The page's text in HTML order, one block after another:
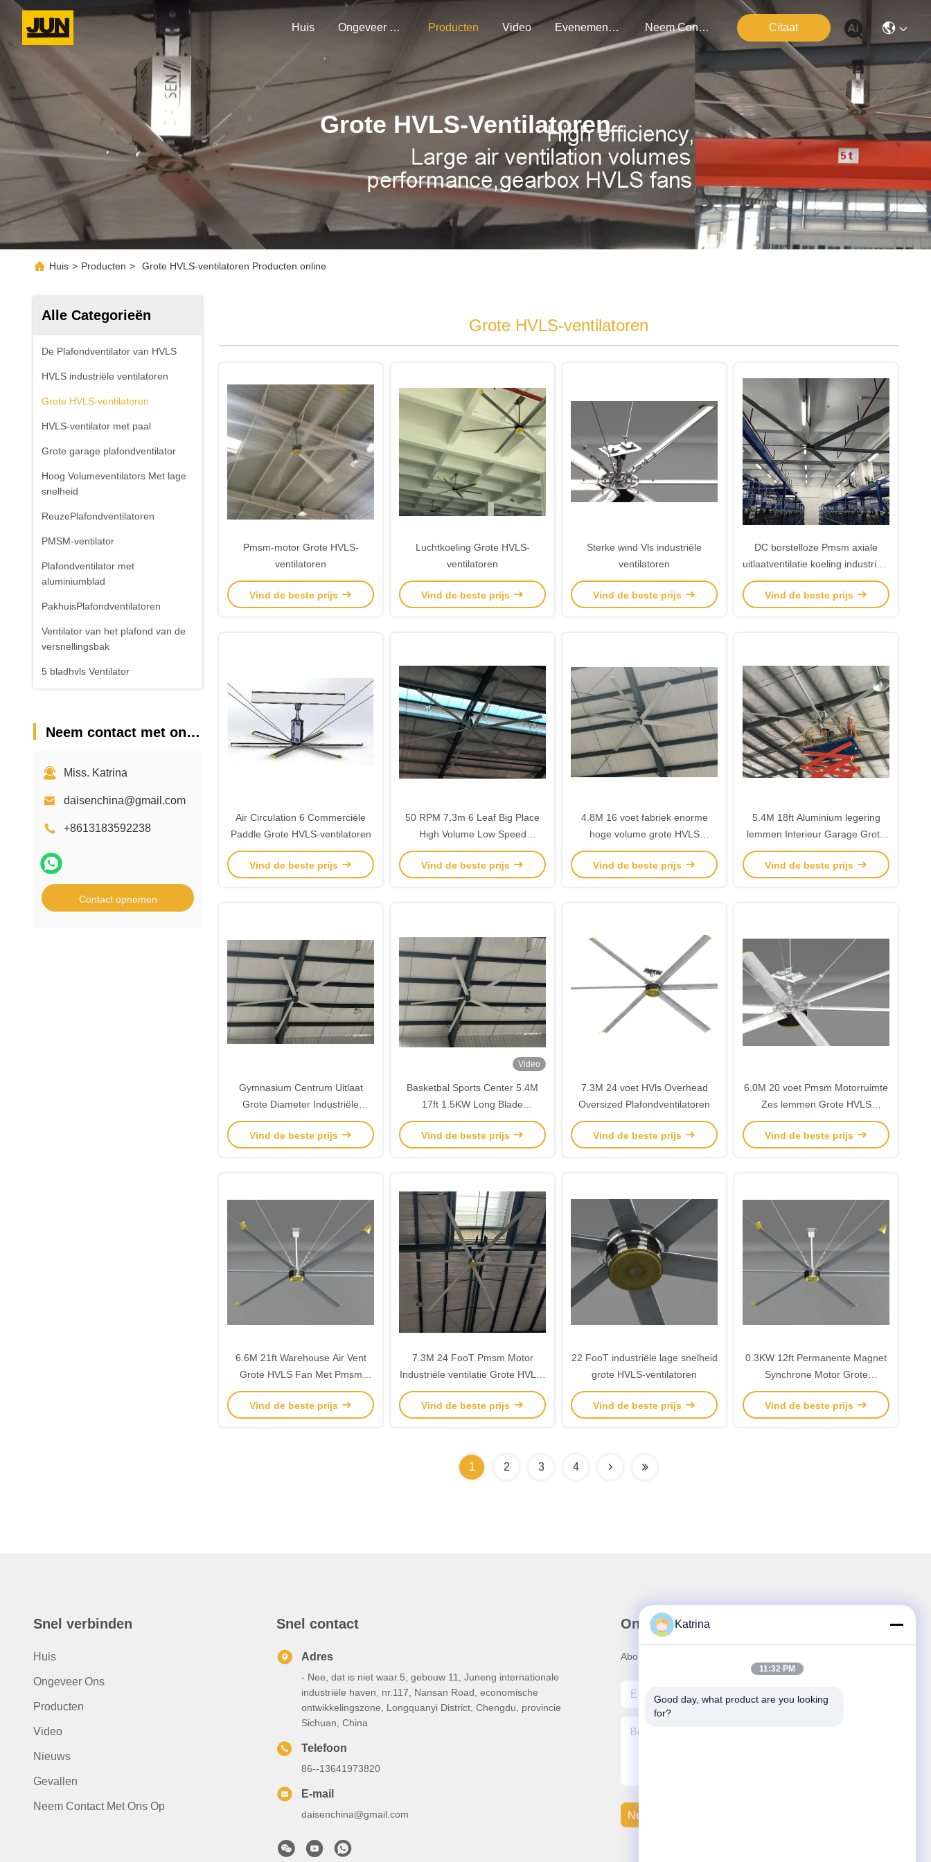
Huis Ongeveer Ons Producten Video Evenementen Neem Contact Met Ons Op Citaat
Grote HVLS-Ventilatoren
Huis > Producten > Grote HVLS-ventilatoren Producten online
Alle Categorieën
De Plafondventilator van HVLS
HVLS industriële ventilatoren
Grote HVLS-ventilatoren
HVLS-ventilator met paal
Grote garage plafondventilator
Hoog Volumeventilators Met lage
snelheid
ReuzePlafondventilatoren
PMSM-ventilator
Plafondventilator met
aluminiumblad
PakhuisPlafondventilatoren
Ventilator van het plafond van de
versnellingsbak
5 bladhvls Ventilator
Neem contact met ons op
Miss. Katrina
daisenchina@gmail.com
+8613183592238
Contact opnemen
Grote HVLS-ventilatoren
Pmsm-motor Grote HVLS-
ventilatoren
Vind de beste prijs
Luchtkoeling Grote HVLS-
ventilatoren
Vind de beste prijs
Sterke wind Vls industriële
ventilatoren
Vind de beste prijs
DC borstelloze Pmsm axiale
uitlaatventilatie koeling industriële
plafondventilator 5m voor oorlog
Vind de beste prijs
Air Circulation 6 Commerciële
Paddle Grote HVLS-ventilatoren
Vind de beste prijs
50 RPM 7,3m 6 Leaf Big Place
High Volume Low Speed
Ventilatoren
Vind de beste prijs
4.8M 16 voet fabriek enorme
hoge volume grote HVLS
ventilatoren
Vind de beste prijs
5.4M 18ft Aluminium legering
lemmen Interieur Garage Grote
HVLS ventilatoren
Vind de beste prijs
Gymnasium Centrum Uitlaat
Grote Diameter Industriële
Plafondventilatoren
Vind de beste prijs
Video
Basketbal Sports Center 5.4M
17ft 1.5KW Long Blade
Plafondventilator
Vind de beste prijs
7.3M 24 voet HVls Overhead
Oversized Plafondventilatoren
Vind de beste prijs
6.0M 20 voet Pmsm Motorruimte
Zes lemmen Grote HVLS
ventilatoren
Vind de beste prijs
6.6M 21ft Warehouse Air Vent
Grote HVLS Fan Met Pmsm
Motor
Vind de beste prijs
7.3M 24 FooT Pmsm Motor
Industriële ventilatie Grote HVLS-
ventilatoren
Vind de beste prijs
22 FooT industriële lage snelheid
grote HVLS-ventilatoren
Vind de beste prijs
0.3KW 12ft Permanente Magnet
Synchrone Motor Grote
Warehouse Ventilatoren
Vind de beste prijs
1 2 3 4
Snel verbinden
Huis
Ongeveer Ons
Producten
Video
Nieuws
Gevallen
Neem Contact Met Ons Op
Snel contact
Adres
- Nee, dat is niet waar.5, gebouw 11, Juneng internationale
industriële haven, nr.117, Nansan Road, economische
ontwikkelingszone, Longquanyi District, Chengdu, provincie
Sichuan, China
Telefoon
86--13641973820
E-mail
daisenchina@gmail.com
Onze Nieuwsbrief
Abonneer u op onze nieuwsbrief voor kortingen en meer.
Neem Contact Met Ons Op
Katrina
11:32 PM
Good day, what product are you looking
for?